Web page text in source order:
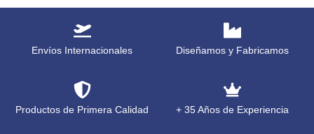
Envíos Internacionales Diseñamos y Fabricamos
Productos de Primera Calidad + 35 Años de Experiencia